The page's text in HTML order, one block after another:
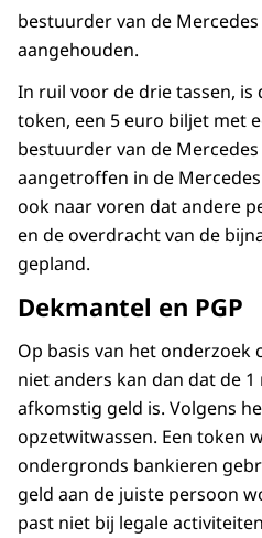
bestuurder van de
aangehouden.
In ruil voor de drie tassen, is
token, een 5 euro biljet met
bestuurder van de
aangetroffen in de
ook naar voren dat andere
en de overdracht van de
gepland.
Dekmantel en PGP
Op basis van het
niet anders kan dan dat de
afkomstig geld is. Volgens
opzetwitwassen. Een token
ondergronds bankieren
geld aan de juiste persoon
past niet bij legale